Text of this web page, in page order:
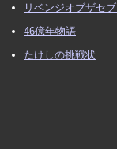
リベンジオブザセ
46億年物語
たけしの挑戦状